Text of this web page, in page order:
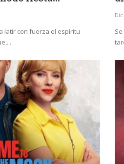
latir con fuerza el espíritu
Dic